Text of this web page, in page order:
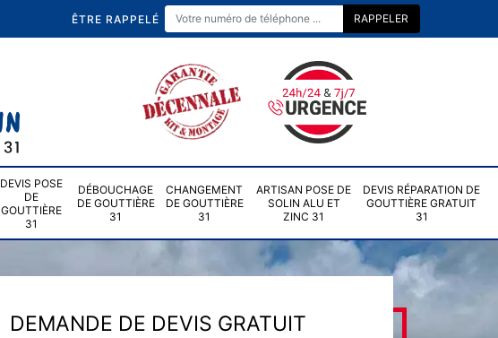
ÊTRE RAPPELÉ
DEVIS POSE
DE
GOUTTIÈRE
31
DÉBOUCHAGE
DE GOUTTIÈRE
31
CHANGEMENT
DE GOUTTIÈRE
31
ARTISAN POSE DE
SOLIN ALU ET
ZINC 31
DEVIS RÉPARATION DE
GOUTTIÈRE GRATUIT
31
DEMANDE DE DEVIS GRATUIT